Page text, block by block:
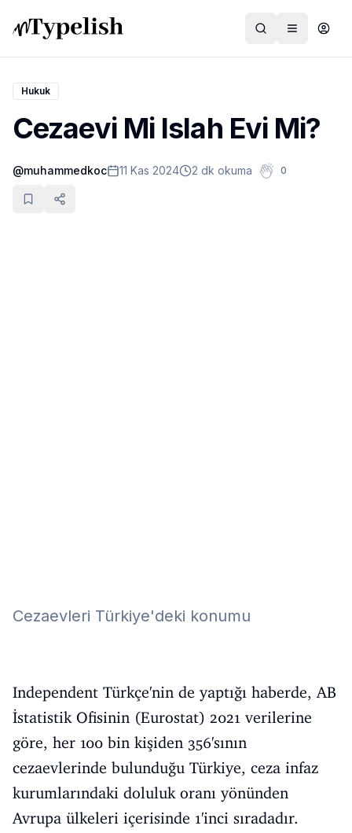
Dünya
Film ve Dizi
Kültür ve Sanat
Hukuk
Cezaevi Mi Islah Evi Mi?
@muhammedkoc 11 Kas 2024 2 dk okuma 0
Cezaevleri Türkiye'deki konumu
Independent Türkçe'nin de yaptığı haberde, AB
İstatistik Ofisinin (Eurostat) 2021 verilerine
göre, her 100 bin kişiden 356'sının
cezaevlerinde bulunduğu Türkiye, ceza infaz
kurumlarındaki doluluk oranı yönünden
Avrupa ülkeleri içerisinde 1'inci sıradadır.